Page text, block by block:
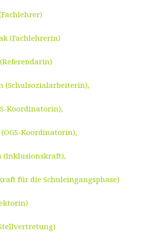
(Fachlehrerin)
(Schulsozialarbeiterin),
Koordinatorin),
Koordinatorin),
(Inklusionskraft),
für die Schuleingangsphase)